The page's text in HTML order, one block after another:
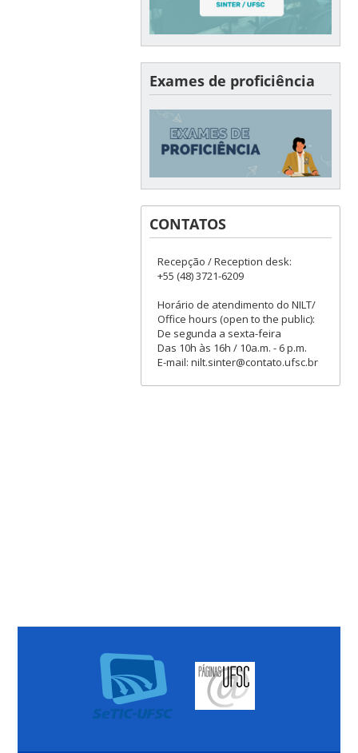
Exames de proficiência
CONTATOS
Recepção / Reception desk:
+55 (48) 3721-6209
Horário de atendimento do NILT/
Office hours (open to the public):
De segunda a sexta-feira
Das 10h às 16h / 10a.m. - 6 p.m.
E-mail: nilt.sinter@contato.ufsc.br